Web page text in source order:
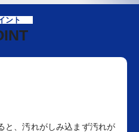
ント
と、汚れがしみ込まず汚れが